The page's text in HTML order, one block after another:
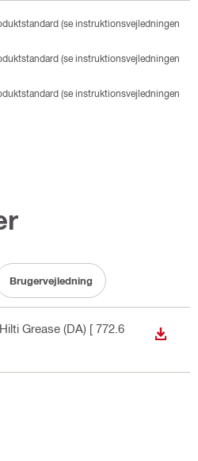
(se instruktionsvejledningen
(se instruktionsvejledningen
(se instruktionsvejledningen
Brugervejledning
Grease (DA) [ 772.6